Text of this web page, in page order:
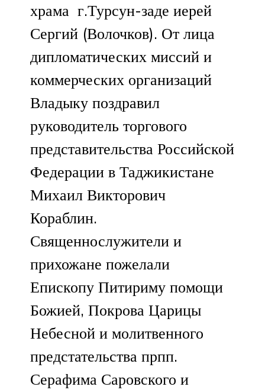
храма г.Турсун-заде иерей
Сергий (Волочков). От лица
дипломатических миссий и
коммерческих организаций
Владыку поздравил
руководитель торгового
представительства Российской
Федерации в Таджикистане
Михаил Викторович
Кораблин.
Священнослужители и
прихожане пожелали
Епископу Питириму помощи
Божией, Покрова Царицы
Небесной и молитвенного
предстательства прпп.
Серафима Саровского и